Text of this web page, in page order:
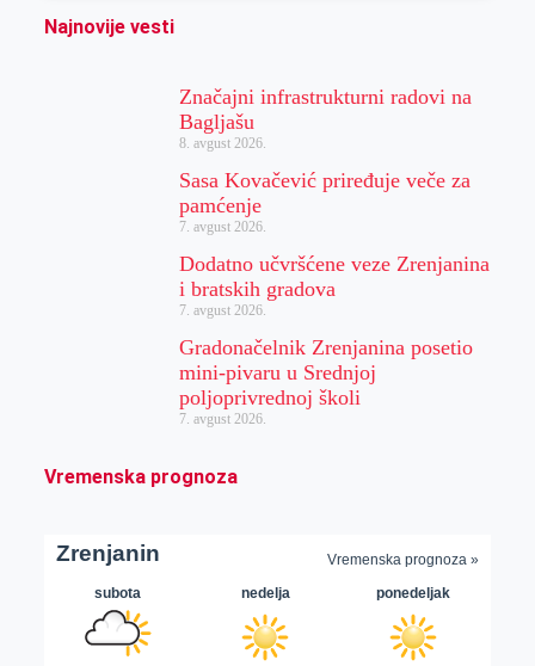
Najnovije vesti
Značajni infrastrukturni radovi na
Bagljašu
8. avgust 2026.
Sasa Kovačević priređuje veče za
pamćenje
7. avgust 2026.
Dodatno učvršćene veze Zrenjanina
i bratskih gradova
7. avgust 2026.
Gradonačelnik Zrenjanina posetio
mini-pivaru u Srednjoj
poljoprivrednoj školi
7. avgust 2026.
Vremenska prognoza